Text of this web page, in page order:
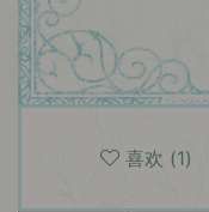
喜欢 (1)